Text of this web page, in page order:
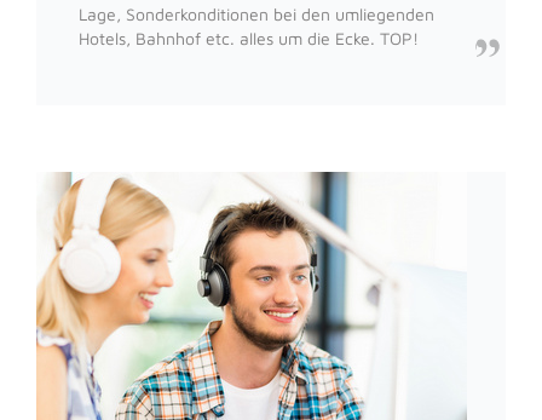
Lage, Sonderkonditionen bei den umliegenden
Hotels, Bahnhof etc. alles um die Ecke. TOP!